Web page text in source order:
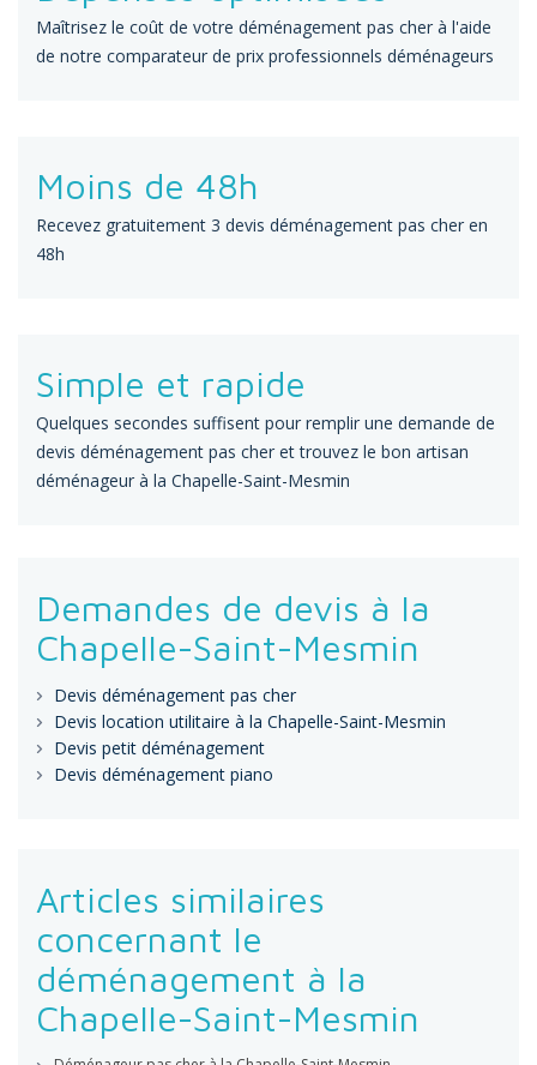
Maîtrisez le coût de votre déménagement pas cher à l'aide
de notre comparateur de prix professionnels déménageurs
Moins de 48h
Recevez gratuitement 3 devis déménagement pas cher en
48h
Simple et rapide
Quelques secondes suffisent pour remplir une demande de
devis déménagement pas cher et trouvez le bon artisan
déménageur à la Chapelle-Saint-Mesmin
Demandes de devis à la
Chapelle-Saint-Mesmin
Devis déménagement pas cher
Devis location utilitaire à la Chapelle-Saint-Mesmin
Devis petit déménagement
Devis déménagement piano
Articles similaires
concernant le
déménagement à la
Chapelle-Saint-Mesmin